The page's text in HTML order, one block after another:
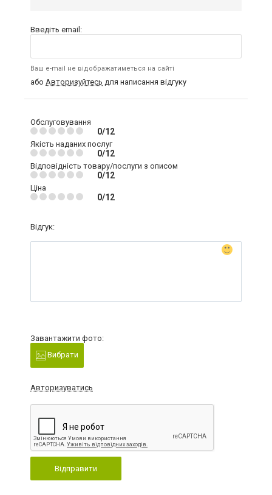
Введіть email:
Ваш e-mail не відображатиметься на сайті
або Авторизуйтесь для написання відгуку
Обслуговування
0/12
Якість наданих послуг
0/12
Відповідність товару/послуги з описом
0/12
Ціна
0/12
Відгук:
Завантажити фото:
Вибрати
Авторизуватись
Відправити